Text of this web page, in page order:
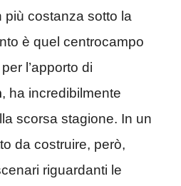
più costanza sotto la
è quel centrocampo
l’apporto di
, ha incredibilmente
scorsa stagione. In un
da costruire, però,
riguardanti le